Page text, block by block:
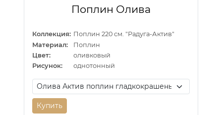
Поплин Олива
Коллекция: Поплин 220 см. "Радуга-Актив"
Материал:
Поплин
Цвет:
оливковый
Рисунок:
однотонный
Купить